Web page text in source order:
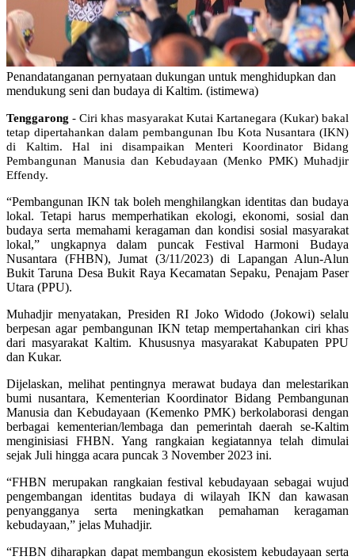
Penandatanganan pernyataan dukungan untuk menghidupkan dan
mendukung seni dan budaya di Kaltim. (istimewa)
Tenggarong - Ciri khas masyarakat Kutai Kartanegara (Kukar) bakal
tetap dipertahankan dalam pembangunan Ibu Kota Nusantara (IKN)
di Kaltim. Hal ini disampaikan Menteri Koordinator Bidang
Pembangunan Manusia dan Kebudayaan (Menko PMK) Muhadjir
Effendy.
“Pembangunan IKN tak boleh menghilangkan identitas dan budaya
lokal. Tetapi harus memperhatikan ekologi, ekonomi, sosial dan
budaya serta memahami keragaman dan kondisi sosial masyarakat
lokal,” ungkapnya dalam puncak Festival Harmoni Budaya
Nusantara (FHBN), Jumat (3/11/2023) di Lapangan Alun-Alun
Bukit Taruna Desa Bukit Raya Kecamatan Sepaku, Penajam Paser
Utara (PPU).
Muhadjir menyatakan, Presiden RI Joko Widodo (Jokowi) selalu
berpesan agar pembangunan IKN tetap mempertahankan ciri khas
dari masyarakat Kaltim. Khususnya masyarakat Kabupaten PPU
dan Kukar.
Dijelaskan, melihat pentingnya merawat budaya dan melestarikan
bumi nusantara, Kementerian Koordinator Bidang Pembangunan
Manusia dan Kebudayaan (Kemenko PMK) berkolaborasi dengan
berbagai kementerian/lembaga dan pemerintah daerah se-Kaltim
menginisiasi FHBN. Yang rangkaian kegiatannya telah dimulai
sejak Juli hingga acara puncak 3 November 2023 ini.
“FHBN merupakan rangkaian festival kebudayaan sebagai wujud
pengembangan identitas budaya di wilayah IKN dan kawasan
penyangganya serta meningkatkan pemahaman keragaman
kebudayaan,” jelas Muhadjir.
“FHBN diharapkan dapat membangun ekosistem kebudayaan serta